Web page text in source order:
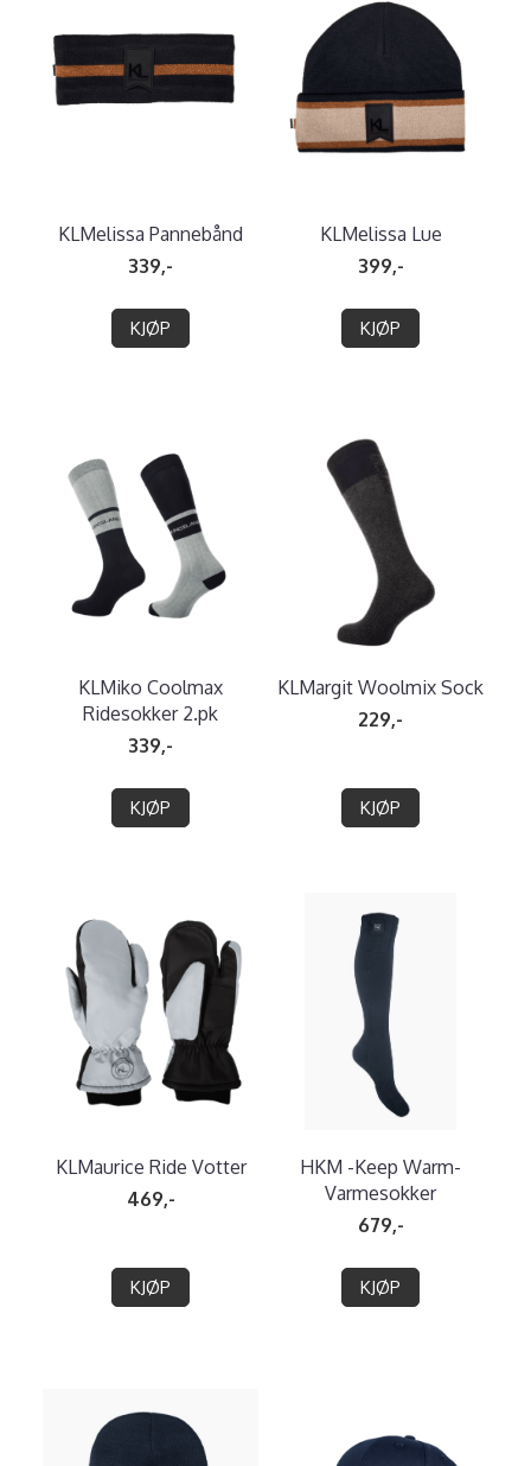
KLMelissa Pannebånd
339,-
KJØP
KLMelissa Lue
399,-
KJØP
KLMiko Coolmax
Ridesokker 2.pk
339,-
KJØP
KLMargit Woolmix Sock
229,-
KJØP
KLMaurice Ride Votter
469,-
KJØP
HKM -Keep Warm-
Varmesokker
679,-
KJØP